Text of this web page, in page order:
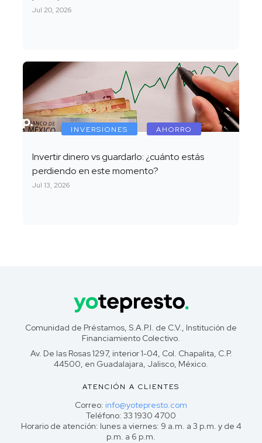
Jul 20, 2026
INVERSIONES AHORRO
Invertir dinero vs guardarlo: ¿cuánto estás
perdiendo en este momento?
Jul 13, 2026
Comunidad de Préstamos, S.A.P.I. de C.V., Institución de
Financiamiento Colectivo.
Av. De las Rosas 1297, interior 1-04, Col. Chapalita, C.P.
44500, en Guadalajara, Jalisco, México.
ATENCIÓN A CLIENTES
Correo: info@yotepresto.com
Teléfono: 33 1930 4700
Horario de atención: lunes a viernes: 9 a.m. a 3 p.m. y de 4
p.m. a 6 p.m.